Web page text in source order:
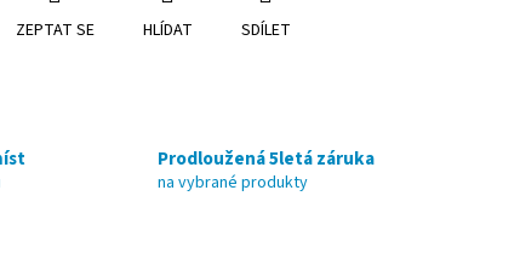
ZEPTAT SE HLÍDAT SDÍLET
Prodloužená 5letá záruka
na vybrané produkty